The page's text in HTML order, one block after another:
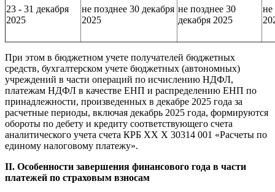
23 - 31 декабря
2025
не позднее 30 декабря
2025
не позднее 30
декабря 2025
не
При этом в бюджетном учете получателей бюджетных
средств, бухгалтерском учете бюджетных (автономных)
учреждений в части операций по исчислению НДФЛ,
платежам НДФЛ в качестве ЕНП и распределению ЕНП по
принадлежности, произведенных в декабре 2025 года за
расчетные периоды, включая декабрь 2025 года, формируются
обороты по дебету и кредиту соответствующего счета
аналитического учета счета КРБ ХХ Х 30314 001 «Расчеты по
единому налоговому платежу».
II. Особенности завершения финансового года в части
платежей по страховым взносам